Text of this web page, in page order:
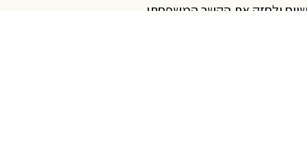
ולחזק את הקשר המשפחתי.